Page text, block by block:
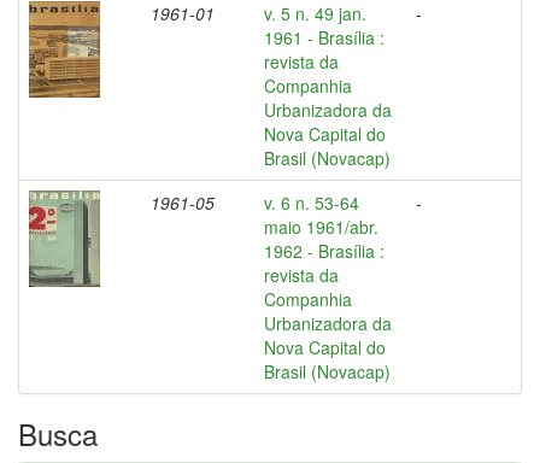
1961-01
v. 5 n. 49 jan.
1961 - Brasília :
revista da
Companhia
Urbanizadora da
Nova Capital do
Brasil (Novacap)
-
1961-05
v. 6 n. 53-64
maio 1961/abr.
1962 - Brasília :
revista da
Companhia
Urbanizadora da
Nova Capital do
Brasil (Novacap)
-
Busca